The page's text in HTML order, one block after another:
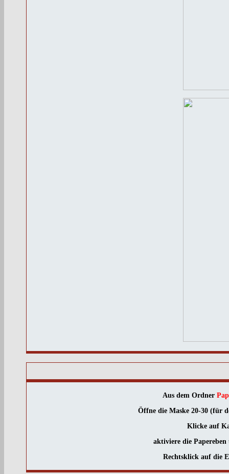
Aus dem Ordner
Öffne die Maske 20-30 (für
Klicke auf
aktiviere die
Rechtsklick auf die